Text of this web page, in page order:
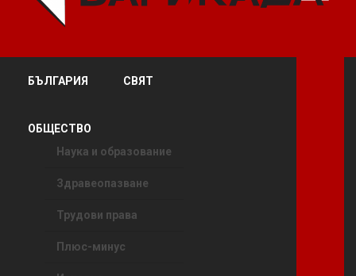
БЪЛГАРИЯ СВЯТ
ОБЩЕСТВО
Наука и образование
Здравеопазване
Трудови права
Плюс-минус